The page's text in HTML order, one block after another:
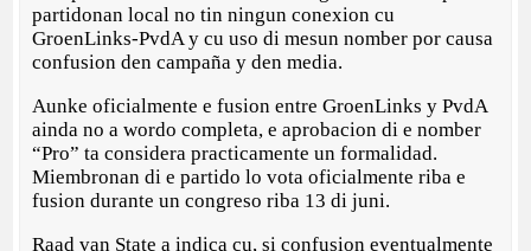
partidonan local no tin ningun conexion cu
GroenLinks-PvdA y cu uso di mesun nomber por causa
confusion den campaña y den media.
Aunke oficialmente e fusion entre GroenLinks y PvdA
ainda no a wordo completa, e aprobacion di e nomber
“Pro” ta considera practicamente un formalidad.
Miembronan di e partido lo vota oficialmente riba e
fusion durante un congreso riba 13 di juni.
Raad van State a indica cu, si confusion eventualmente